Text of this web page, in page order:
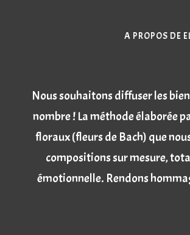
A PROPOS DE
Nous souhaitons diffuser les
nombre ! La méthode élaborée
floraux (fleurs de Bach) que
compositions sur mesure,
émotionnelle. Rendons